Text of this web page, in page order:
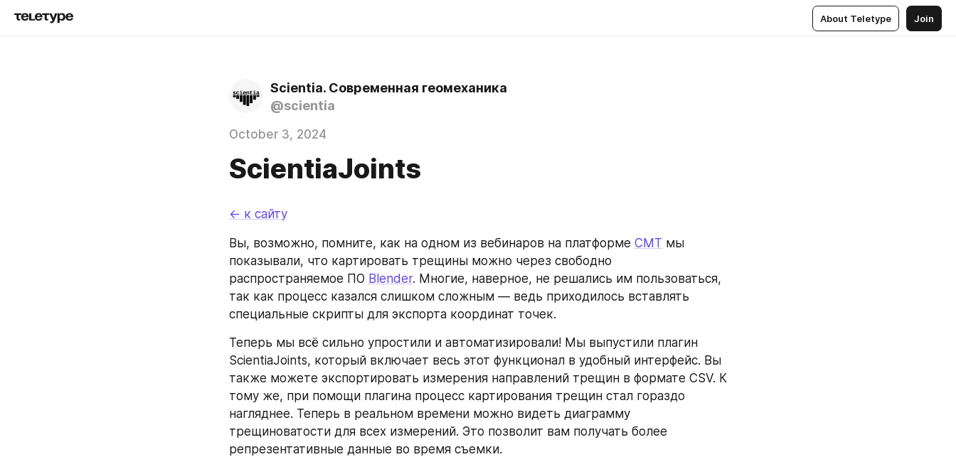
About Teletype Join
Scientia. Современная геомеханика
@scientia
October 3, 2024
ScientiaJoints
← к сайту
Вы, возможно, помните, как на одном из вебинаров на платформе CMT мы
показывали, что картировать трещины можно через свободно
распространяемое ПО Blender. Многие, наверное, не решались им пользоваться,
так как процесс казался слишком сложным — ведь приходилось вставлять
специальные скрипты для экспорта координат точек.
Теперь мы всё сильно упростили и автоматизировали! Мы выпустили плагин
ScientiaJoints, который включает весь этот функционал в удобный интерфейс. Вы
также можете экспортировать измерения направлений трещин в формате CSV. К
тому же, при помощи плагина процесс картирования трещин стал гораздо
нагляднее. Теперь в реальном времени можно видеть диаграмму
трещиноватости для всех измерений. Это позволит вам получать более
репрезентативные данные во время съемки.